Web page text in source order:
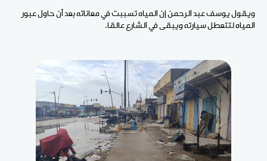
ويقول يوسف عبد الرحمن إن المياه تسببت في معاناته بعد أن حاول عبور
المياه لتتعطل سيارته ويبقى في الشارع عالقا.